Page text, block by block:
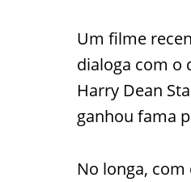
Um filme
dialoga com o
Harry Dean
ganhou fama
No longa,